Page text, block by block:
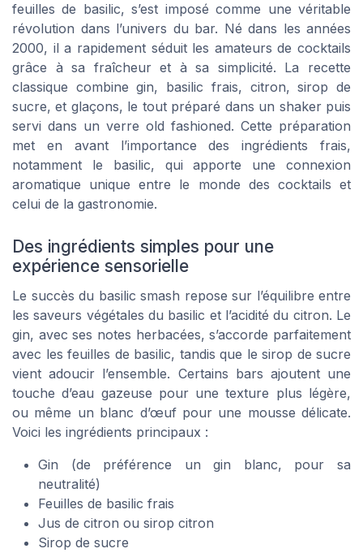
feuilles de basilic, s’est imposé comme une véritable
révolution dans l’univers du bar. Né dans les années
2000, il a rapidement séduit les amateurs de cocktails
grâce à sa fraîcheur et à sa simplicité. La recette
classique combine gin, basilic frais, citron, sirop de
sucre, et glaçons, le tout préparé dans un shaker puis
servi dans un verre old fashioned. Cette préparation
met en avant l’importance des ingrédients frais,
notamment le basilic, qui apporte une connexion
aromatique unique entre le monde des cocktails et
celui de la gastronomie.
Des ingrédients simples pour une
expérience sensorielle
Le succès du basilic smash repose sur l’équilibre entre
les saveurs végétales du basilic et l’acidité du citron. Le
gin, avec ses notes herbacées, s’accorde parfaitement
avec les feuilles de basilic, tandis que le sirop de sucre
vient adoucir l’ensemble. Certains bars ajoutent une
touche d’eau gazeuse pour une texture plus légère,
ou même un blanc d’œuf pour une mousse délicate.
Voici les ingrédients principaux :
Gin (de préférence un gin blanc, pour sa
neutralité)
Feuilles de basilic frais
Jus de citron ou sirop citron
Sirop de sucre